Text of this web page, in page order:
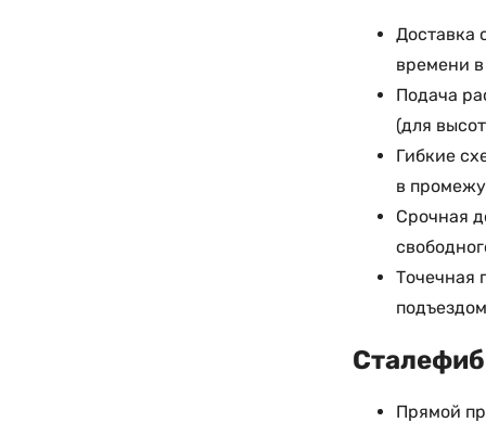
Доставка
времени
Подача
(для
Гибкие
в
Срочная
Точечная
Прямой